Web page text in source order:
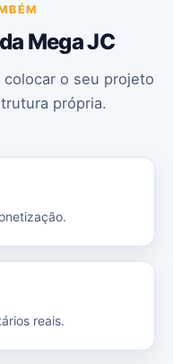
Mega JC
o seu projeto
própria.
reais.